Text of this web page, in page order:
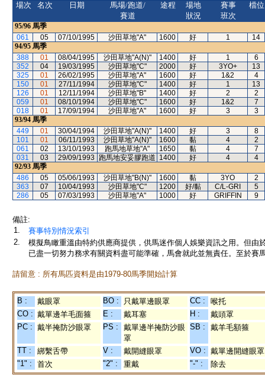
場次
名次 日期
馬場/跑道/
賽道
途程
場地
狀況
賽事
班次
檔位
95/96 馬季
061
05 07/10/1995 沙田草地"A" 1600 好 1
14
94/95 馬季
388
01 08/04/1995 沙田草地"A(N)" 1400 好 1
6
352
04 19/03/1995 沙田草地"C" 2000 好 3YO+
13
325
01 26/02/1995 沙田草地"A" 1600 好 1&2
4
150
01 27/11/1994 沙田草地"C" 1400 好 1
13
126
01 12/11/1994 沙田草地"B" 1400 好 2
2
059
01 08/10/1994 沙田草地"C" 1600 好 1&2
7
018
01 17/09/1994 沙田草地"A" 1600 好 3
3
93/94 馬季
449
01 30/04/1994 沙田草地"A(N)" 1400 好 3
8
101
01 06/11/1993 沙田草地"A(N)" 1600 黏 4
2
061
02 13/10/1993 跑馬地草地"A" 1650 黏 4
7
031
03 29/09/1993 跑馬地安妥膠跑道 1400 好 4
4
92/93 馬季
486
05 05/06/1993 沙田草地"B(N)" 1600 黏 3YO
2
363
07 10/04/1993 沙田草地"C" 1200 好/黏 C/L-GRI
5
286
05 07/03/1993 沙田草地"A" 1000 好 GRIFFIN 9
備註:
1.
賽事特別情況索引
2.
模擬鳥瞰重溫由特約供應商提供，供馬迷作個人娛樂資訊之用。但
已盡一切努力務求有關資料盡可能準確，馬會就此並無責任。至於賽
請留意 : 所有馬匹資料是由1979-80馬季開始計算
B : 戴眼罩 BO : 只戴單邊眼罩 CC :
喉托
CO : 戴單邊羊毛面箍 E : 戴耳塞 H :
戴頭罩
PC : 戴半掩防沙眼罩 PS :
戴單邊半掩防沙眼
罩
SB : 戴羊毛額箍
TT : 綁繫舌帶 V : 戴開縫眼罩 VO : 戴單邊開縫眼罩
"1" :
首次 "2" : 重戴 "-" : 除去